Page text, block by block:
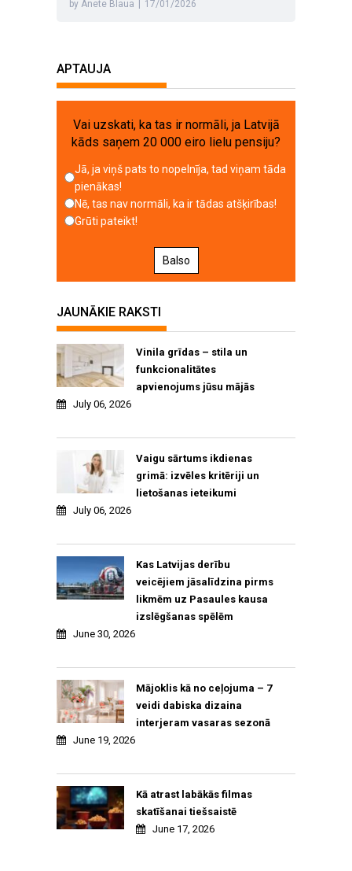
by Anete Blaua 17/01/2026
APTAUJA
Vai uzskati, ka tas ir normāli, ja Latvijā
kāds saņem 20 000 eiro lielu pensiju?
Jā, ja viņš pats to nopelnīja, tad viņam tāda
pienākas!
Nē, tas nav normāli, ka ir tādas atšķirības!
Grūti pateikt!
Balso
JAUNĀKIE RAKSTI
Vinila grīdas – stila un
funkcionalitātes
apvienojums jūsu mājās
July 06, 2026
Vaigu sārtums ikdienas
grimā: izvēles kritēriji un
lietošanas ieteikumi
July 06, 2026
Kas Latvijas derību
veicējiem jāsalīdzina pirms
likmēm uz Pasaules kausa
izslēgšanas spēlēm
June 30, 2026
Mājoklis kā no ceļojuma – 7
veidi dabiska dizaina
interjeram vasaras sezonā
June 19, 2026
Kā atrast labākās filmas
skatīšanai tiešsaistē
June 17, 2026